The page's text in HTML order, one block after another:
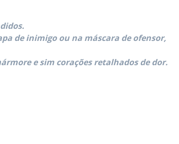
de inimigo ou na máscara de ofensor,
e sim corações retalhados de dor.